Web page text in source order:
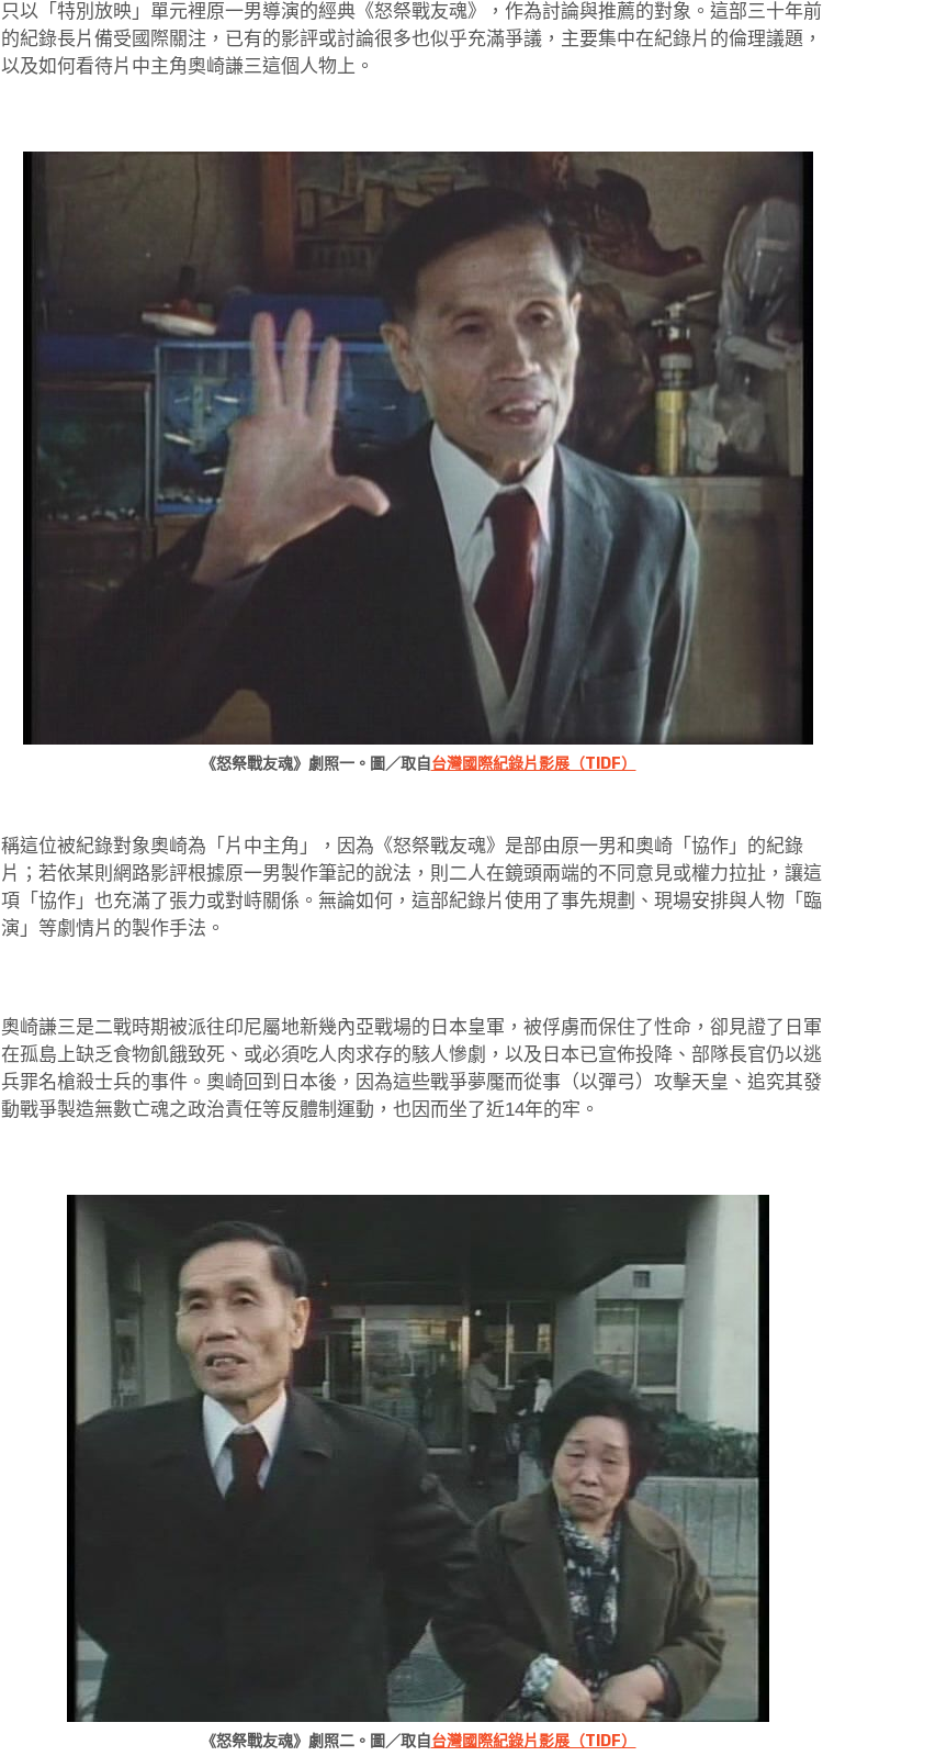
只以「特別放映」單元裡原一男導演的經典《怒祭戰友魂》，作為討論與推薦的對象。這部三十年前
的紀錄長片備受國際關注，已有的影評或討論很多也似乎充滿爭議，主要集中在紀錄片的倫理議題，
以及如何看待片中主角奧崎謙三這個人物上。
《怒祭戰友魂》劇照一。圖／取自台灣國際紀錄片影展（TIDF）
稱這位被紀錄對象奧崎為「片中主角」，因為《怒祭戰友魂》是部由原一男和奧崎「協作」的紀錄
片；若依某則網路影評根據原一男製作筆記的說法，則二人在鏡頭兩端的不同意見或權力拉扯，讓這
項「協作」也充滿了張力或對峙關係。無論如何，這部紀錄片使用了事先規劃、現場安排與人物「臨
演」等劇情片的製作手法。
奧崎謙三是二戰時期被派往印尼屬地新幾內亞戰場的日本皇軍，被俘虜而保住了性命，卻見證了日軍
在孤島上缺乏食物飢餓致死、或必須吃人肉求存的駭人慘劇，以及日本已宣佈投降、部隊長官仍以逃
兵罪名槍殺士兵的事件。奧崎回到日本後，因為這些戰爭夢魘而從事（以彈弓）攻擊天皇、追究其發
動戰爭製造無數亡魂之政治責任等反體制運動，也因而坐了近14年的牢。
《怒祭戰友魂》劇照二。圖／取自台灣國際紀錄片影展（TIDF）